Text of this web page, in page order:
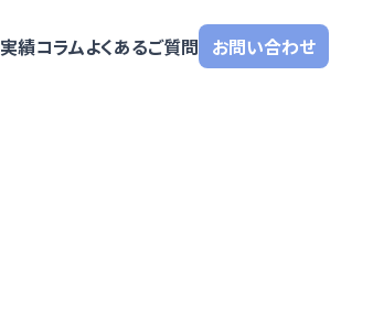
実績コラムよくあるご質問 お問い合わせ